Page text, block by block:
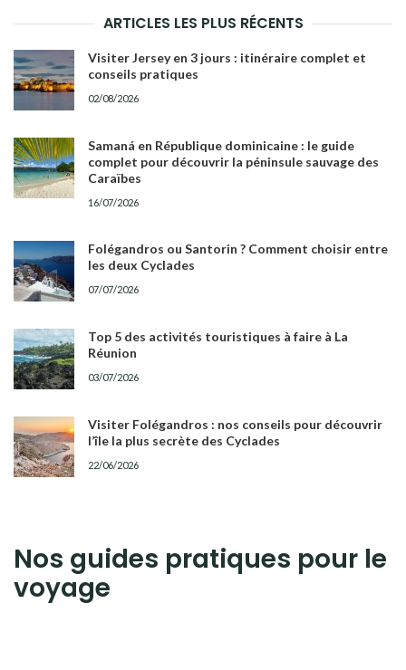
ARTICLES LES PLUS RÉCENTS
Visiter Jersey en 3 jours : itinéraire complet et
conseils pratiques
02/08/2026
Samaná en République dominicaine : le guide
complet pour découvrir la péninsule sauvage des
Caraïbes
16/07/2026
Folégandros ou Santorin ? Comment choisir entre
les deux Cyclades
07/07/2026
Top 5 des activités touristiques à faire à La
Réunion
03/07/2026
Visiter Folégandros : nos conseils pour découvrir
l’île la plus secrète des Cyclades
22/06/2026
Nos guides pratiques pour le
voyage